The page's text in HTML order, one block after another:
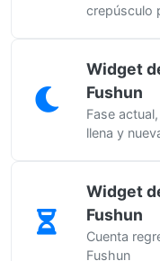
crepúsculo
Widget
Fushun
Fase
llena y
Widget
Fushun
Cuenta
Fushun